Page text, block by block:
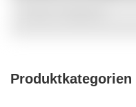
Produktkategorien